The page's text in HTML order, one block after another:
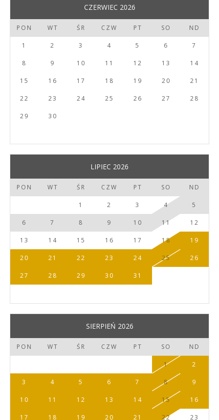
CZERWIEC 2026
PON WT ŚR CZW PT SO ND
1 2 3 4 5 6 7
8 9 10 11 12 13 14
15 16 17 18 19 20 21
22 23 24 25 26 27 28
29 30
LIPIEC 2026
PON WT ŚR CZW PT SO ND
1 2 3 4 5
6 7 8 9 10 11 12
13 14 15 16 17 18 19
20 21 22 23 24 25 26
27 28 29 30 31
SIERPIEŃ 2026
PON WT ŚR CZW PT SO ND
1 2
3 4 5 6 7 8 9
10 11 12 13 14 15 16
17 18 19 20 21 22 23